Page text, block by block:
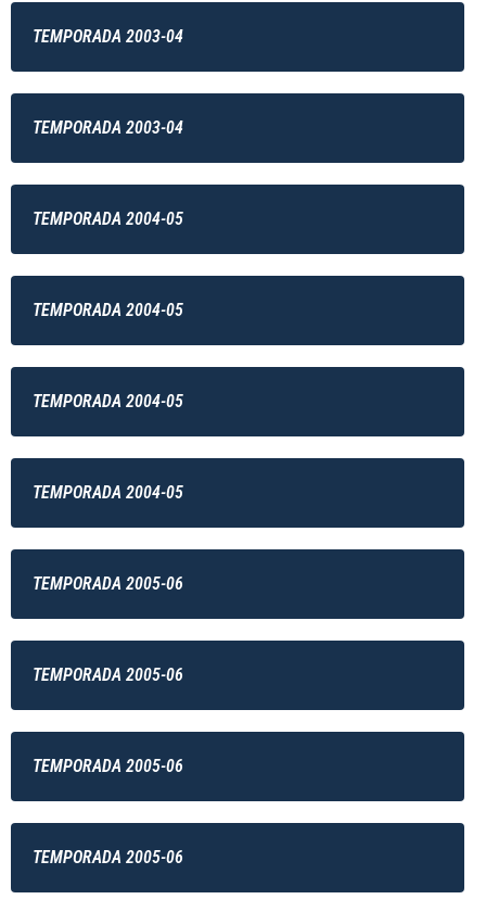
TEMPORADA 2003-04
TEMPORADA 2003-04
TEMPORADA 2004-05
TEMPORADA 2004-05
TEMPORADA 2004-05
TEMPORADA 2004-05
TEMPORADA 2005-06
TEMPORADA 2005-06
TEMPORADA 2005-06
TEMPORADA 2005-06